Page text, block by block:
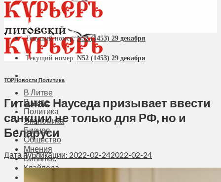
В Литве
В мире
Политика
Экономика
Бизнес
Общество
Мнения
Вильнюс
Клайпеда
Висагинас
Текущий номер:N52 (1453) 29 декабря
Текущий номер: N52 (1453) 29 декабря
TOP,Новости,Политика
Гитанас Науседа призывает ввести
санкции не только для РФ, но и
Беларуси
Дата публикации: 2022-02-242022-02-24